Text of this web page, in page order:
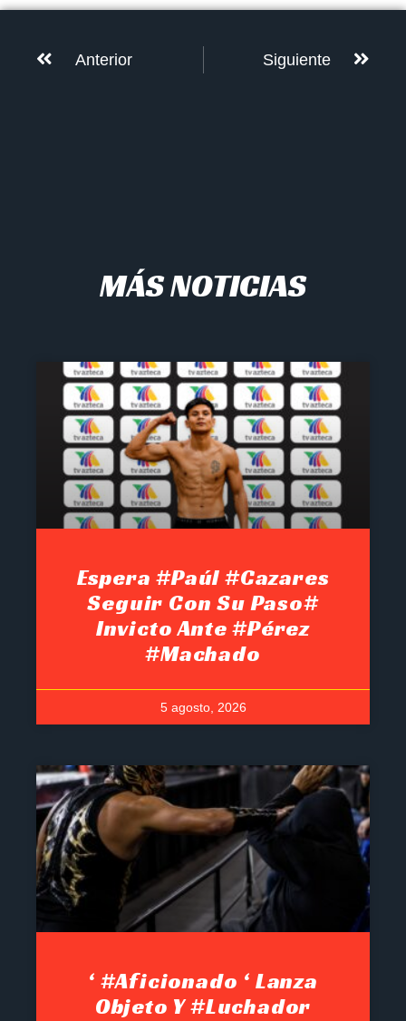
Anterior Siguiente
MÁS NOTICIAS
Espera #Paúl #Cazares
Seguir Con Su Paso#
Invicto Ante #Pérez
#Machado
5 agosto, 2026
‘ #Aficionado ‘ Lanza
Objeto Y #luchador